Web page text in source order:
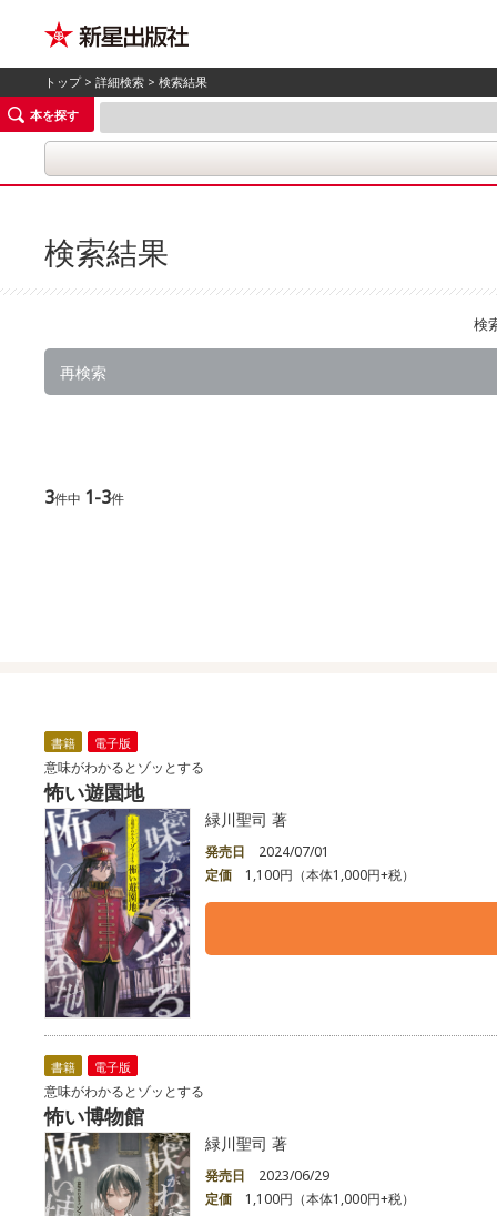
トップ>詳細検索 > 検索結果
本を探す
検索結果
検
再検索
3件中 1-3件
書籍 電子版
意味がわかるとゾッとする
怖い遊園地
緑川聖司 著
発売日
2024/07/01
定価
1,100円（本体1,000円+税）
書籍 電子版
意味がわかるとゾッとする
怖い博物館
緑川聖司 著
発売日
2023/06/29
定価
1,100円（本体1,000円+税）